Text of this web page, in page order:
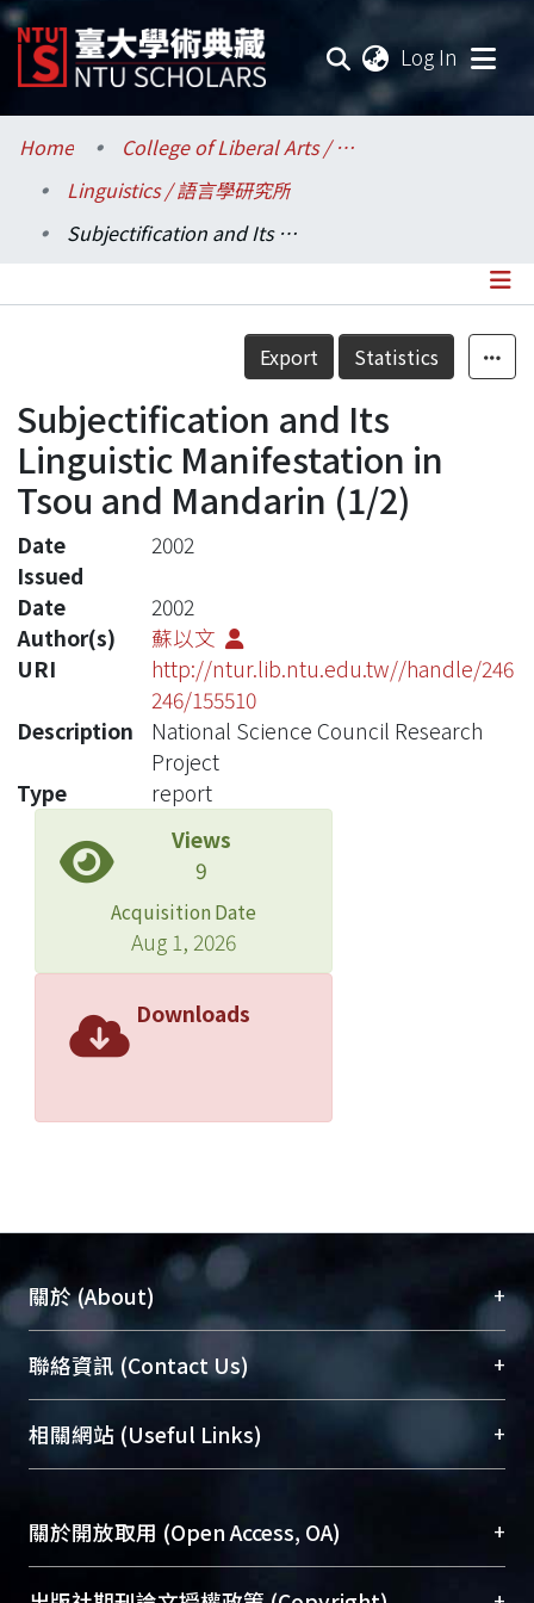
Log In
Communities & Collections
Research Outputs
Statistics
Home
College of Liberal Arts / 文學院
Linguistics / 語言學研究所
Subjectification and Its Linguistic Manifestation in Tsou and Mandarin (1/2)
Details
Export Statistics
Subjectification and Its
Linguistic Manifestation in
Tsou and Mandarin (1/2)
Date
Issued
2002
Date
2002
Author(s)
蘇以文
URI
http://ntur.lib.ntu.edu.tw//handle/246
246/155510
Description
National Science Council Research
Project
Type
report
Views
9
Acquisition Date
Aug 1, 2026
Downloads
關於 (About) +
臺大位居世界頂尖大學之列，為永久珍藏及向國際
展現本校豐碩的研究成果及學術能量，圖書館整合
機構典藏（NTUR）與學術庫（AH）不同功能平
台，成為臺大學術典藏NTU scholars。期能整合研
成果。
To permanently archive and promote researcher
聯絡資訊 (Contact Us) +
總館學科館員(Main Library)
醫學圖書館學科館員(Medical Library)
Sciences Library)
相關網站 (Useful Links) +
關於開放取用 (Open Access, OA) +